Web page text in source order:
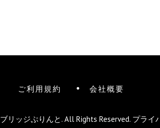
ご利用規約 会社概要
ブリッジぷりんと. All Rights Reserved. プライ